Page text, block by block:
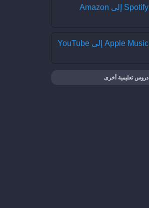
كيف تنقل من Spotify إلى Amazon
كيف تنقل من Apple Music إلى YouTube
دروس تعليمية أخرى